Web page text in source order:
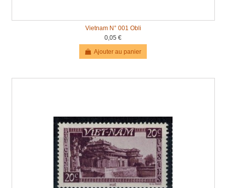
Vietnam N° 001 Obli
0,05 €
Ajouter au panier